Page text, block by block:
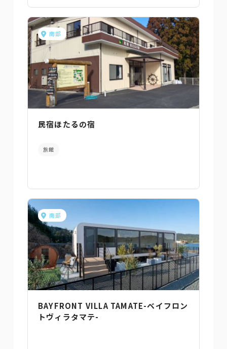
南部
民宿ほたるの宿
旅館
南部
BAYFRONT VILLA TAMATE-ベイフロン
トヴィラタマテ-